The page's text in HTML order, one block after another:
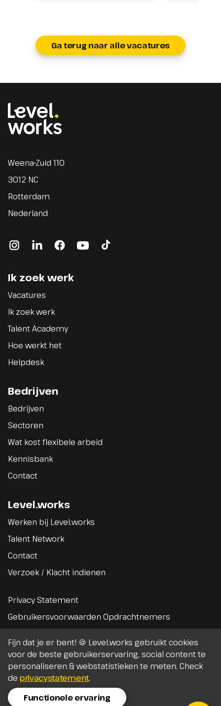
Fijn dat je er bent! 🍪 Level.works gebruikt cookies
voor de beste gebruikerservaring, social content te
personaliseren & webstatistieken te meten. Check
de privacystatement.
Functionele ervaring
Ga terug naar alle vacatures
Weena-Zuid 110
3012 NC
Rotterdam
Nederland
instagram
linkedin facebookyoutube
Ik zoek werk
Vacatures
Ik zoek werk
Talent Academy
Hoe werkt het
Helpdesk
Bedrijven
Bedrijven
Sectoren
Wat kost flexibele arbeid
Kennisbank
Contact
Level.works
Werken bij Level.works
Talent Network
Contact
Verzoek / Klacht indienen
Privacy Statement
Gebruikersvoorwaarden Opdrachtnemers
Algemene voorwaarden